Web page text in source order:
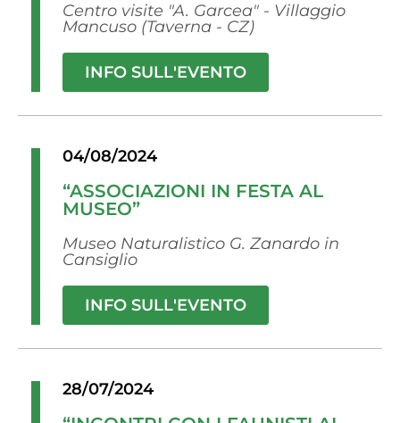
Centro visite "A. Garcea" - Villaggio
Mancuso (Taverna - CZ)
INFO SULL'EVENTO
04/08/2024
“ASSOCIAZIONI IN FESTA AL
MUSEO”
Museo Naturalistico G. Zanardo in
Cansiglio
INFO SULL'EVENTO
28/07/2024